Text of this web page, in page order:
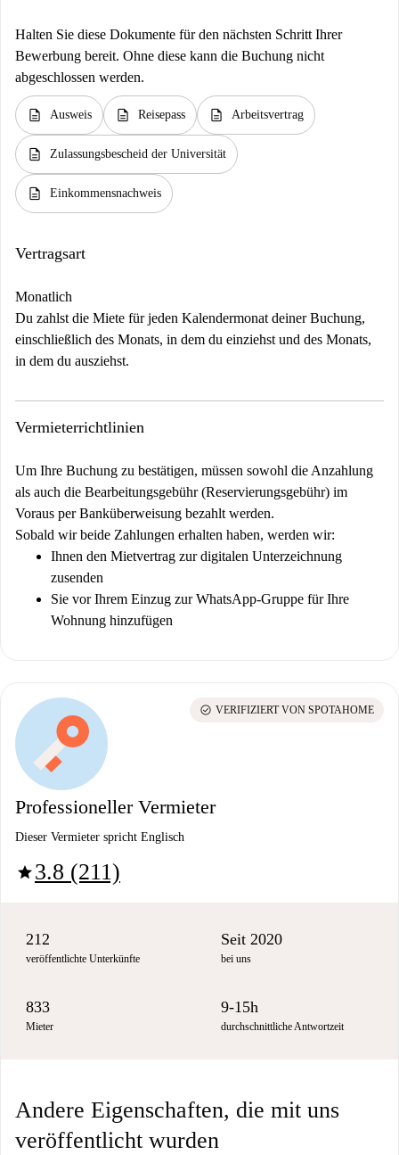
Halten Sie diese Dokumente für den nächsten Schritt Ihrer
Bewerbung bereit. Ohne diese kann die Buchung nicht
abgeschlossen werden.
description Ausweis description Reisepass description Arbeitsvertrag
description Zulassungsbescheid der Universität
description Einkommensnachweis
Vertragsart
Monatlich
Du zahlst die Miete für jeden Kalendermonat deiner Buchung,
einschließlich des Monats, in dem du einziehst und des Monats,
in dem du ausziehst.
Vermieterrichtlinien
Um Ihre Buchung zu bestätigen, müssen sowohl die Anzahlung
als auch die Bearbeitungsgebühr (Reservierungsgebühr) im
Voraus per Banküberweisung bezahlt werden.
Sobald wir beide Zahlungen erhalten haben, werden wir:
Ihnen den Mietvertrag zur digitalen Unterzeichnung
zusenden
Sie vor Ihrem Einzug zur WhatsApp-Gruppe für Ihre
Wohnung hinzufügen
Professioneller Vermieter
Dieser Vermieter spricht Englisch
star3.8 (211)
check_circle VERIFIZIERT VON SPOTAHOME
212
veröffentlichte Unterkünfte
Seit 2020
bei uns
833
Mieter
9-15h
durchschnittliche Antwortzeit
Andere Eigenschaften, die mit uns
veröffentlicht wurden